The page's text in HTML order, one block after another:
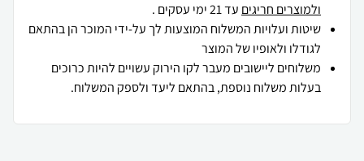
ולמוצרים חריגים עד 21 ימי עסקים .
שיטות ועלויות המשלוח המוצעות לך על-ידי המוכר הן בהתאם
לגודלו ולאופיו של המוצר
משלוחים ליישובים מעבר לקו הירוק עשויים להיות כרוכים
בעלות משלוח נוספת, בהתאם ליעד ולספק המשלוח.